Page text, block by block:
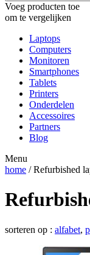
Voeg producten toe
om te vergelijken
Laptops
Computers
Monitoren
Smartphones
Tablets
Printers
Onderdelen
Accessoires
Partners
Blog
Menu
home / Refurbished
sorteren op : alfabet,